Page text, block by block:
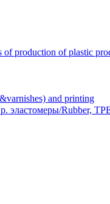
production of plastic
and printing
Rubber,